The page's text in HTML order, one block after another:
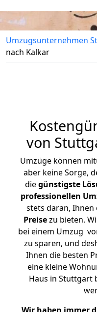
Umzugsunternehmen
nach Kalkar
von
Umzüge können
aber keine Sorge,
diegünstigste
professionellen
stets daran, Ihnen
Preisezu bieten.
bei einem Umzug
zu sparen, und
Ihnen die besten
eine kleine
Haus in Stuttgart